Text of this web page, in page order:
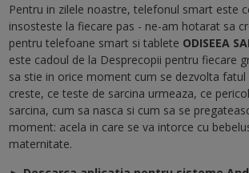
Pentru in zilele noastre, telefonul smart este
insosteste la fiecare pas - ne-am hotarat sa
pentru telefoane smart si tablete ODISEEA
este cadoul de la Desprecopii pentru fiecare
sa stie in orice moment cum se dezvolta fatul
creste, ce teste de sarcina urmeaza, ce
sarcina, cum sa nasca si cum sa se
moment: acela in care se va intorce cu
maternitate.